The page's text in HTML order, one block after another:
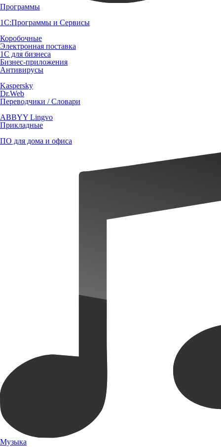
Программы
1С:Программы и Сервисы
Коробочные
Электронная поставка
1С для бизнеса
Бизнес-приложения
Антивирусы
Kaspersky
Dr.Web
Переводчики / Словари
ABBYY Lingvo
Прикладные
ПО для дома и офиса
Музыка